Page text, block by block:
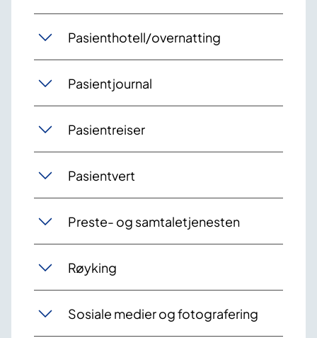
Pasienthotell/overnatting
Pasientjournal
Pasientreiser
Pasientvert
Preste- og samtaletjenesten
Røyking
Sosiale medier og fotografering